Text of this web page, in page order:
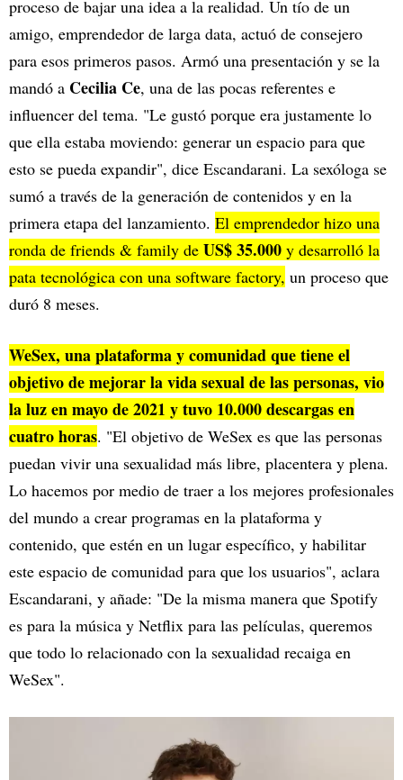
proceso de bajar una idea a la realidad. Un tío de un
amigo, emprendedor de larga data, actuó de consejero
para esos primeros pasos. Armó una presentación y se la
mandó a Cecilia Ce, una de las pocas referentes e
influencer del tema. "Le gustó porque era justamente lo
que ella estaba moviendo: generar un espacio para que
esto se pueda expandir", dice Escandarani. La sexóloga se
sumó a través de la generación de contenidos y en la
primera etapa del lanzamiento. El emprendedor hizo una
ronda de friends & family de US$ 35.000 y desarrolló la
pata tecnológica con una software factory, un proceso que
duró 8 meses.
WeSex, una plataforma y comunidad que tiene el
objetivo de mejorar la vida sexual de las personas, vio
la luz en mayo de 2021 y tuvo 10.000 descargas en
cuatro horas. "El objetivo de WeSex es que las personas
puedan vivir una sexualidad más libre, placentera y plena.
Lo hacemos por medio de traer a los mejores profesionales
del mundo a crear programas en la plataforma y
contenido, que estén en un lugar específico, y habilitar
este espacio de comunidad para que los usuarios", aclara
Escandarani, y añade: "De la misma manera que Spotify
es para la música y Netflix para las películas, queremos
que todo lo relacionado con la sexualidad recaiga en
WeSex".